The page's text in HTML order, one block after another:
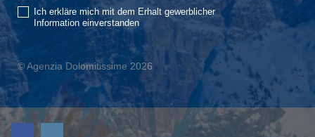
Ich erkläre mich mit dem Erhalt gewerblicher
Information einverstanden
© Agenzia Dolomitissime 2026